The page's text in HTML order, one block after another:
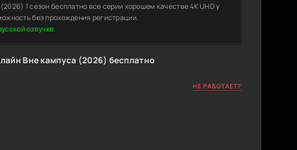
1 сезон бесплатно все серии хорошем качестве 4K UHD у
без прохождения регистрации.
озвучке.
Вне кампуса (2026) бесплатно
НЕ РАБОТАЕТ?